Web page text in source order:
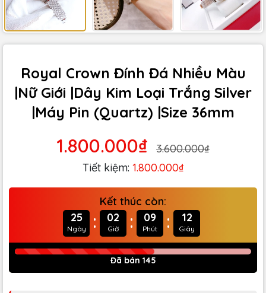
Royal Crown Đính Đá Nhiều Màu
|Nữ Giới |Dây Kim Loại Trắng Silver
|Máy Pin (Quartz) |Size 36mm
1.800.000₫
3.600.000₫
Tiết kiệm: 1.800.000₫
Kết thúc còn:
25
Ngày : 02
Giờ : 09
Phút : 10
Giây
Đã bán 145